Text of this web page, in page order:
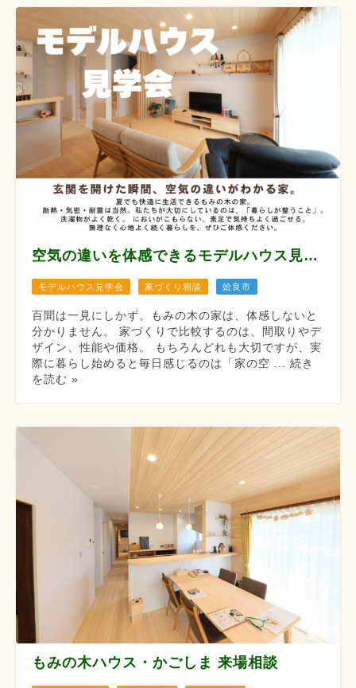
空気の違いを体感できるモデルハウス見学会 【8月12/13/14/22/23/29/30】
モデルハウス見学会 家づくり相談 姶良市
百聞は一見にしかず。もみの木の家は、体感しないと
分かりません。 家づくりで比較するのは、間取りやデ
ザイン、性能や価格。 もちろんどれも大切ですが、実
際に暮らし始めると毎日感じるのは「家の空 ... 続き
を読む »
もみの木ハウス・かごしま 来場相談